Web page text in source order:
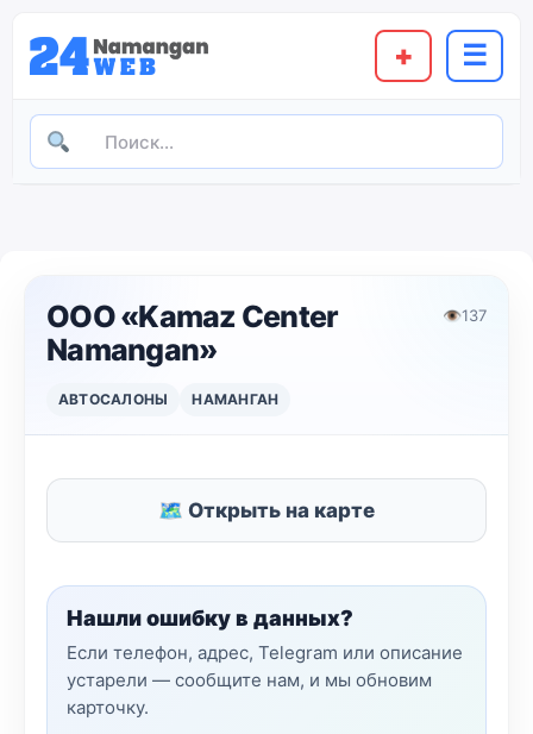
+ ☰
ООО «Kamaz Center
Namangan»
👁137
АВТОСАЛОНЫ НАМАНГАН
🗺 Открыть на карте
Нашли ошибку в данных?
Если телефон, адрес, Telegram или описание
устарели — сообщите нам, и мы обновим
карточку.